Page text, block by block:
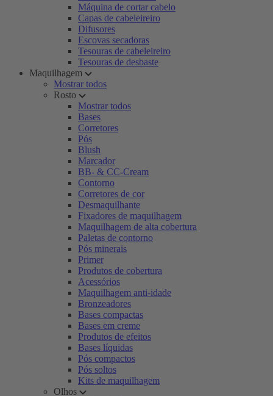
Máquina de cortar cabelo
Capas de cabeleireiro
Difusores
Escovas secadoras
Tesouras de cabeleireiro
Tesouras de desbaste
Maquilhagem
Mostrar todos
Rosto
Mostrar todos
Bases
Corretores
Pós
Blush
Marcador
BB- & CC-Cream
Contorno
Corretores de cor
Desmaquilhante
Fixadores de maquilhagem
Maquilhagem de alta cobertura
Paletas de contorno
Pós minerais
Primer
Produtos de cobertura
Acessórios
Maquilhagem anti-idade
Bronzeadores
Bases compactas
Bases em creme
Produtos de efeitos
Bases líquidas
Pós compactos
Pós soltos
Kits de maquilhagem
Olhos